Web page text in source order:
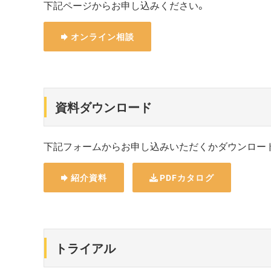
下記ページからお申し込みください。
オンライン相談
資料ダウンロード
下記フォームからお申し込みいただくかダウンロー
紹介資料 PDFカタログ
トライアル